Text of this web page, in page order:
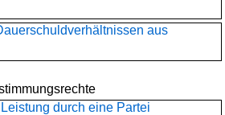
aus
durch eine Partei